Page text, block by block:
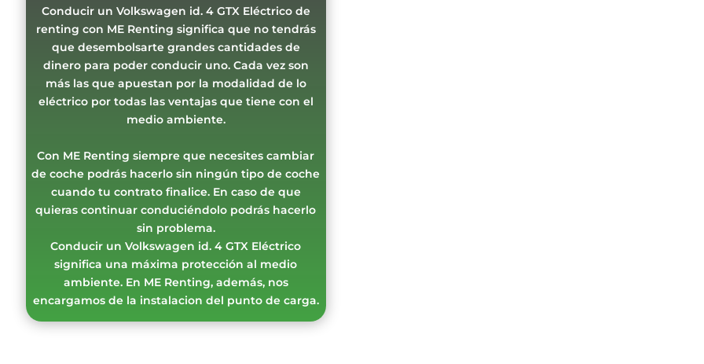
Conducir un Volkswagen id. 4 GTX Eléctrico de
renting con ME Renting significa que no tendrás
que desembolsarte grandes cantidades de
dinero para poder conducir uno. Cada vez son
más las que apuestan por la modalidad de lo
eléctrico por todas las ventajas que tiene con el
medio ambiente.
Con ME Renting siempre que necesites cambiar
de coche podrás hacerlo sin ningún tipo de coche
cuando tu contrato finalice. En caso de que
quieras continuar conduciéndolo podrás hacerlo
sin problema.
Conducir un Volkswagen id. 4 GTX Eléctrico
significa una máxima protección al medio
ambiente. En ME Renting, además, nos
encargamos de la instalacion del punto de carga.